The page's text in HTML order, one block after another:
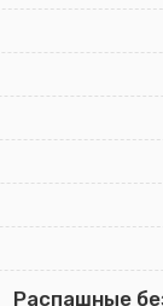
Распашные